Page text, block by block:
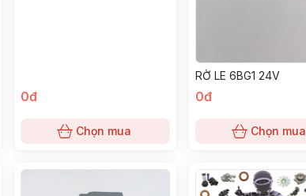
0đ
Chọn mua
RỜ LE 6BG1 24V
0đ
Chọn mua